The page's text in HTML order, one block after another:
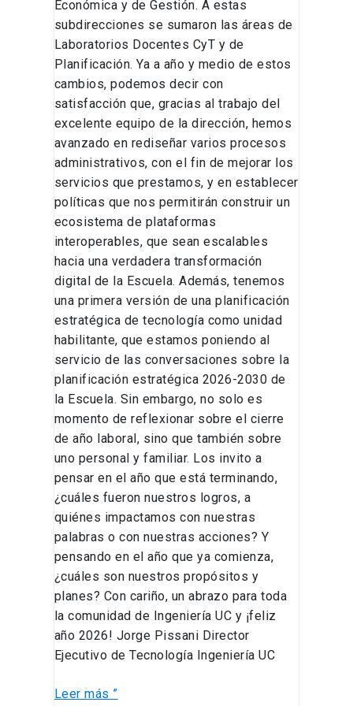
Económica y de Gestión. A estas
subdirecciones se sumaron las áreas de
Laboratorios Docentes CyT y de
Planificación. Ya a año y medio de estos
cambios, podemos decir con
satisfacción que, gracias al trabajo del
excelente equipo de la dirección, hemos
avanzado en rediseñar varios procesos
administrativos, con el fin de mejorar los
servicios que prestamos, y en establecer
políticas que nos permitirán construir un
ecosistema de plataformas
interoperables, que sean escalables
hacia una verdadera transformación
digital de la Escuela. Además, tenemos
una primera versión de una planificación
estratégica de tecnología como unidad
habilitante, que estamos poniendo al
servicio de las conversaciones sobre la
planificación estratégica 2026-2030 de
la Escuela. Sin embargo, no solo es
momento de reflexionar sobre el cierre
de año laboral, sino que también sobre
uno personal y familiar. Los invito a
pensar en el año que está terminando,
¿cuáles fueron nuestros logros, a
quiénes impactamos con nuestras
palabras o con nuestras acciones? Y
pensando en el año que ya comienza,
¿cuáles son nuestros propósitos y
planes? Con cariño, un abrazo para toda
la comunidad de Ingeniería UC y ¡feliz
año 2026! Jorge Pissani Director
Ejecutivo de Tecnología Ingeniería UC
Leer más ”